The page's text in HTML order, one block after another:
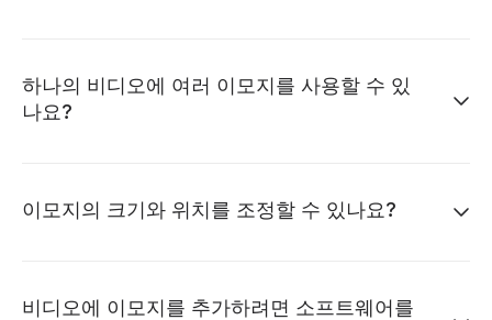
하나의 비디오에 여러 이모지를 사용할 수 있
나요?
이모지의 크기와 위치를 조정할 수 있나요?
비디오에 이모지를 추가하려면 소프트웨어를